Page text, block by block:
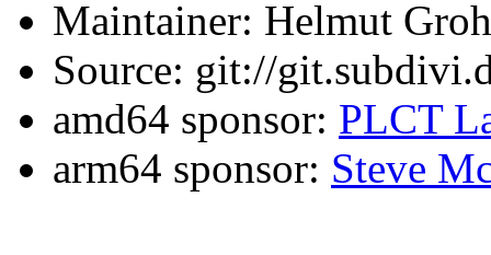
Maintainer: Helmut
Source: git://
amd64 sponsor: PLCT
arm64 sponsor: Steve